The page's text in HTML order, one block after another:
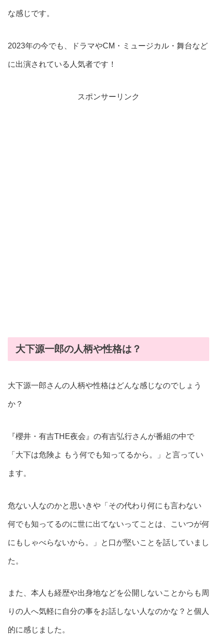
な感じです。
2023年の今でも、ドラマやCM・ミュージカル・舞台など
に出演されている人気者です！
スポンサーリンク
大下源一郎の人柄や性格は？
大下源一郎さんの人柄や性格はどんな感じなのでしょう
か？
『櫻井・有吉THE夜会』の有吉弘行さんが番組の中で
「大下は危険よ もう何でも知ってるから。」と言ってい
ます。
危ない人なのかと思いきや「その代わり何にも言わない
何でも知ってるのに世に出てないってことは、こいつが何
にもしゃべらないから。」と口が堅いことを話していまし
た。
また、本人も経歴や出身地などを公開しないことからも周
りの人へ気軽に自分の事をお話しない人なのかな？と個人
的に感じました。